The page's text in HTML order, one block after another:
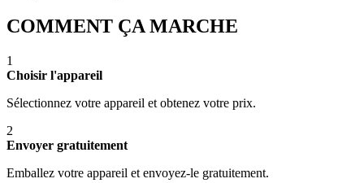
COMMENT ÇA MARCHE
1
Choisir l'appareil
Sélectionnez votre appareil et obtenez votre prix.
2
Envoyer gratuitement
Emballez votre appareil et envoyez-le gratuitement.